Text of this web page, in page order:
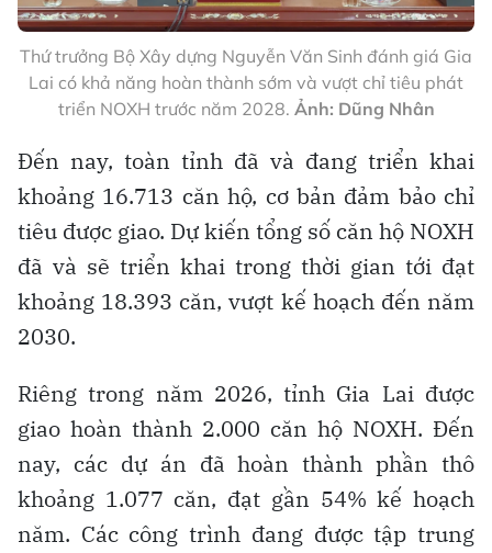
Thứ trưởng Bộ Xây dựng Nguyễn Văn Sinh đánh giá Gia
Lai có khả năng hoàn thành sớm và vượt chỉ tiêu phát
triển NOXH trước năm 2028. Ảnh: Dũng Nhân
Đến nay, toàn tỉnh đã và đang triển khai
khoảng 16.713 căn hộ, cơ bản đảm bảo chỉ
tiêu được giao. Dự kiến tổng số căn hộ NOXH
đã và sẽ triển khai trong thời gian tới đạt
khoảng 18.393 căn, vượt kế hoạch đến năm
2030.
Riêng trong năm 2026, tỉnh Gia Lai được
giao hoàn thành 2.000 căn hộ NOXH. Đến
nay, các dự án đã hoàn thành phần thô
khoảng 1.077 căn, đạt gần 54% kế hoạch
năm. Các công trình đang được tập trung